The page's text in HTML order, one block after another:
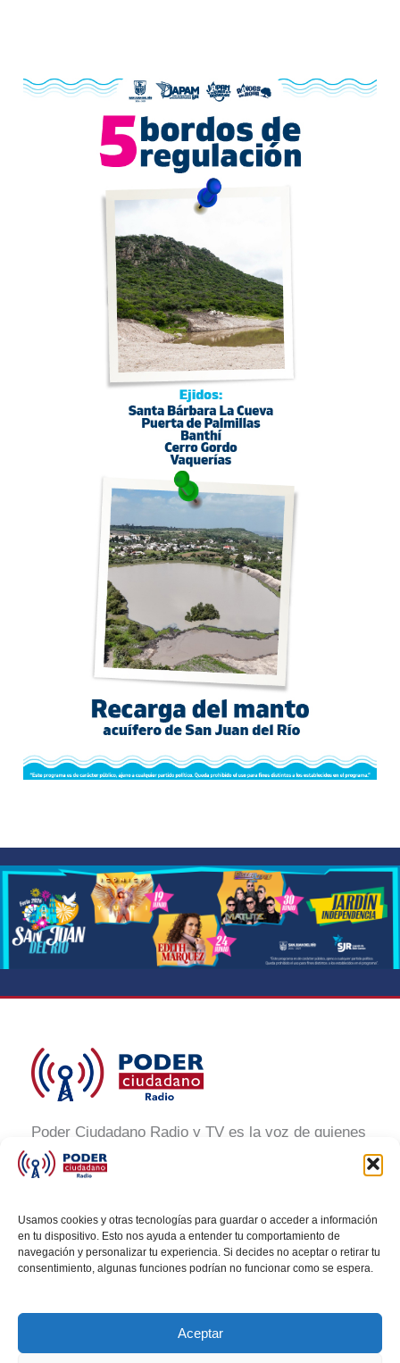
Usamos cookies y otras tecnologías para guardar o acceder a información
en tu dispositivo. Esto nos ayuda a entender tu comportamiento de
navegación y personalizar tu experiencia. Si decides no aceptar o retirar tu
consentimiento, algunas funciones podrían no funcionar como se espera.
Aceptar
Poder Ciudadano Radio y TV es la voz de quienes
buscan un México informado y participativo.
Nuestro compromiso es conectar con la
transformación social a través de noticias claras,
veraces y al alcance de todos.